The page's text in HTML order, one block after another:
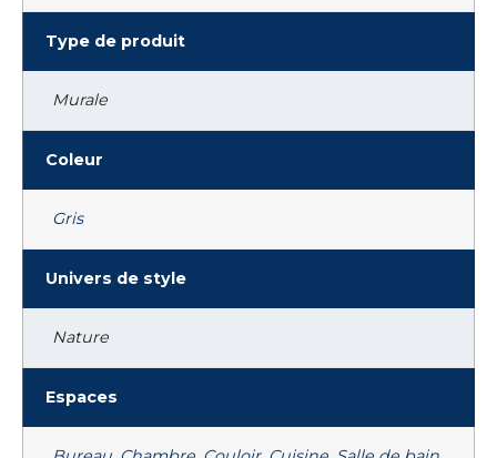
Type de produit
Murale
Coleur
Gris
Univers de style
Nature
Espaces